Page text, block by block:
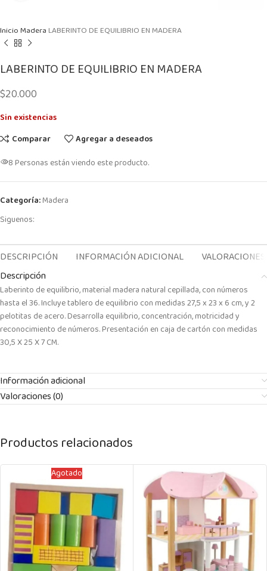
InicioMaderaLABERINTO DE EQUILIBRIO EN MADERA
LABERINTO DE EQUILIBRIO EN MADERA
$20.000
Sin existencias
Comparar
Agregar a deseados
8Personas están viendo este producto.
Categoría:Madera
Siguenos:
DESCRIPCIÓN INFORMACIÓN ADICIONAL
Descripción
Laberinto de equilibrio, material madera natural cepillada, con números
hasta el 36. Incluye tablero de equilibrio con medidas 27,5 x 23 x 6 cm, y 2
pelotitas de acero. Desarrolla equilibrio, concentración, motricidad y
reconocimiento de números. Presentación en caja de cartón con medidas
30,5 X 25 X 7 CM.
Información adicional
Valoraciones (0)
Productos relacionados
Agotado